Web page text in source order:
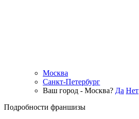
Москва
Санкт-Петербург
Ваш город - Москва? Да Нет
Подробности франшизы